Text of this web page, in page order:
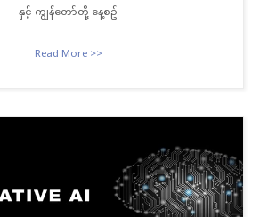
နှင့် ကျွန်တော်တို့ နေ့စဥ်
Read More >>